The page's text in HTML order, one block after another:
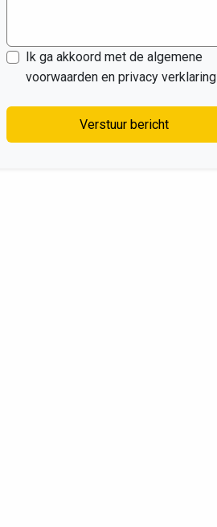
Ik ga akkoord met de algemene
voorwaarden en privacy verklaring
Verstuur bericht